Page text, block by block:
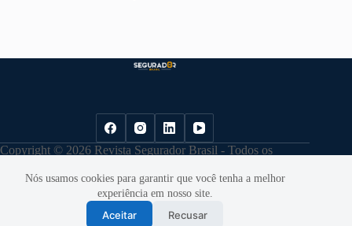
Nós usamos cookies para garantir que você tenha a melhor
experiência em nosso site.
Aceitar Recusar
Copyright © 2026 Revista Segurador Brasil - Todos os
Desenvolvido por